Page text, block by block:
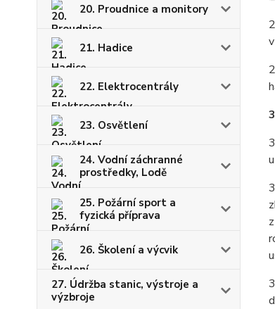
20. Proudnice a monitory
21. Hadice
22. Elektrocentrály
23. Osvětlení
24. Vodní záchranné
prostředky, Lodě
25. Požární sport a
fyzická příprava
26. Školení a výcvik
27. Údržba stanic, výstroje a
výzbroje